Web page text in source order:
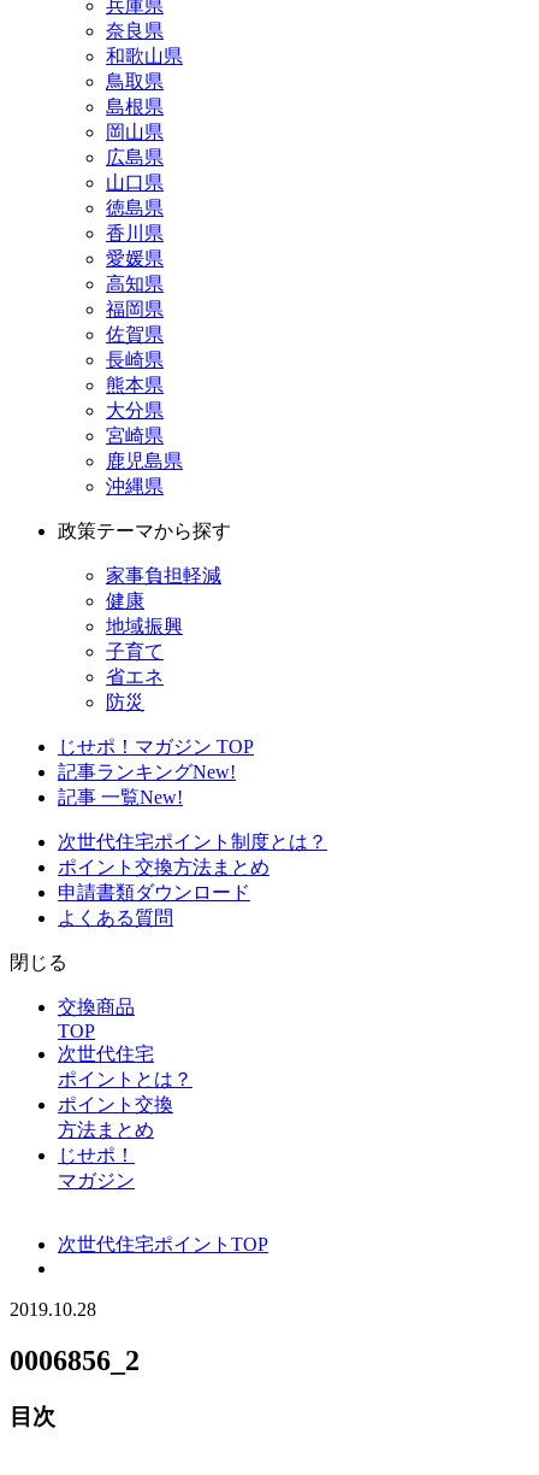
兵庫県
奈良県
和歌山県
鳥取県
島根県
岡山県
広島県
山口県
徳島県
香川県
愛媛県
高知県
福岡県
佐賀県
長崎県
熊本県
大分県
宮崎県
鹿児島県
沖縄県
政策テーマから探す
家事負担軽減
健康
地域振興
子育て
省エネ
防災
じせポ！マガジン TOP
記事ランキングNew!
記事 一覧New!
次世代住宅ポイント制度とは？
ポイント交換方法まとめ
申請書類ダウンロード
よくある質問
閉じる
交換商品
TOP
次世代住宅
ポイントとは？
ポイント交換
方法まとめ
じせポ！
マガジン
次世代住宅ポイントTOP
2019.10.28
0006856_2
目次